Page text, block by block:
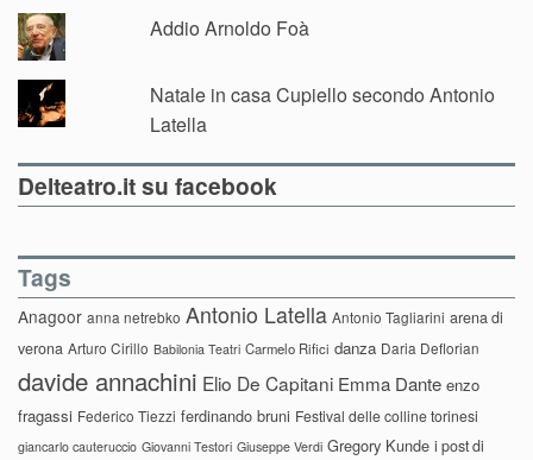
Addio Arnoldo Foà
Natale in casa Cupiello secondo Antonio
Latella
Delteatro.it su facebook
Tags
Anagoor anna netrebko Antonio Latella Antonio Tagliarini arena di
verona Arturo Cirillo Babilonia Teatri Carmelo Rifici danza Daria Deflorian
davide annachini Elio De Capitani Emma Dante enzo
fragassi Federico Tiezzi ferdinando bruni Festival delle colline torinesi
giancarlo cauteruccio Giovanni Testori Giuseppe Verdi Gregory Kunde i post di